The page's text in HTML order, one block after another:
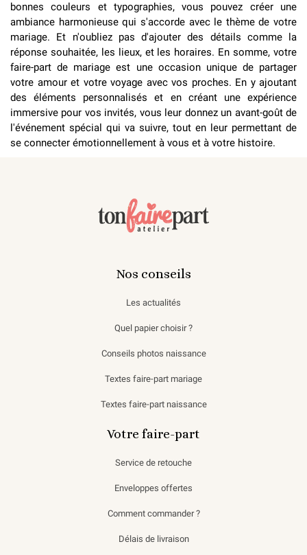
bonnes couleurs et typographies, vous pouvez créer une
ambiance harmonieuse qui s'accorde avec le thème de votre
mariage. Et n'oubliez pas d'ajouter des détails comme la
réponse souhaitée, les lieux, et les horaires. En somme, votre
faire-part de mariage est une occasion unique de partager
votre amour et votre voyage avec vos proches. En y ajoutant
des éléments personnalisés et en créant une expérience
immersive pour vos invités, vous leur donnez un avant-goût de
l'événement spécial qui va suivre, tout en leur permettant de
se connecter émotionnellement à vous et à votre histoire.
Nos conseils
Les actualités
Quel papier choisir ?
Conseils photos naissance
Textes faire-part mariage
Textes faire-part naissance
Votre faire-part
Service de retouche
Enveloppes offertes
Comment commander ?
Délais de livraison